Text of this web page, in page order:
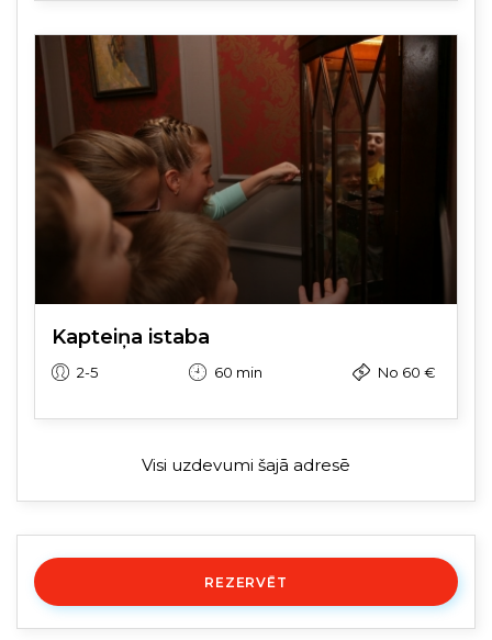
Kapteiņa istaba
2-5 60 min No 60 €
Visi uzdevumi šajā adresē
REZERVĒT